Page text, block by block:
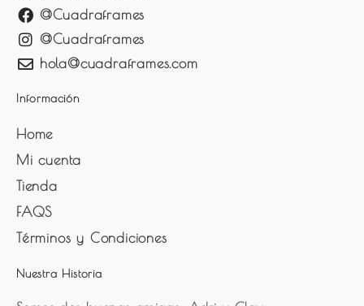
@Cuadraframes
@Cuadraframes
hola@cuadraframes.com
Información
Home
Mi cuenta
Tienda
FAQS
Términos y Condiciones
Nuestra Historia